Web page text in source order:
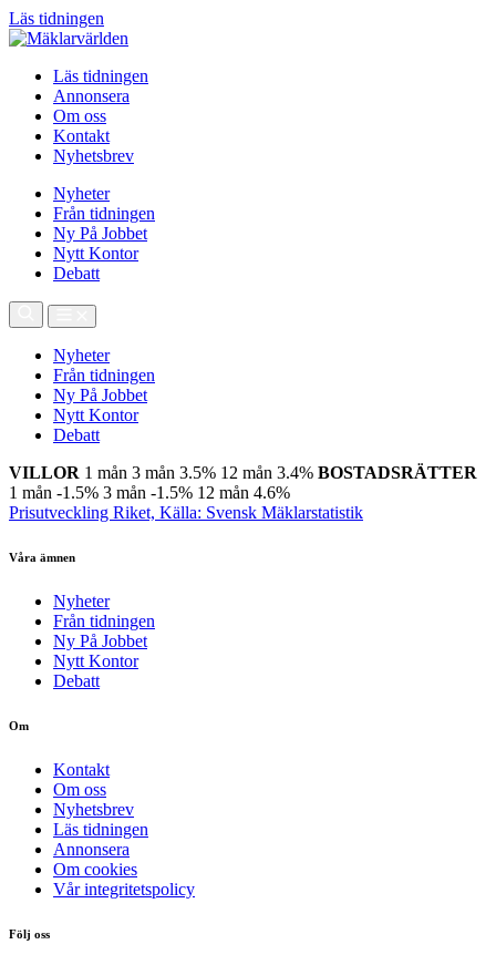
Läs tidningen
Läs tidningen
Annonsera
Om oss
Kontakt
Nyhetsbrev
Nyheter
Från tidningen
Ny På Jobbet
Nytt Kontor
Debatt
Nyheter
Från tidningen
Ny På Jobbet
Nytt Kontor
Debatt
VILLOR 1 mån 3 mån 3.5% 12 mån 3.4% BOSTADSRÄTTER
1 mån -1.5% 3 mån -1.5% 12 mån 4.6%
Prisutveckling Riket, Källa: Svensk Mäklarstatistik
Våra ämnen
Nyheter
Från tidningen
Ny På Jobbet
Nytt Kontor
Debatt
Om
Kontakt
Om oss
Nyhetsbrev
Läs tidningen
Annonsera
Om cookies
Vår integritetspolicy
Följ oss